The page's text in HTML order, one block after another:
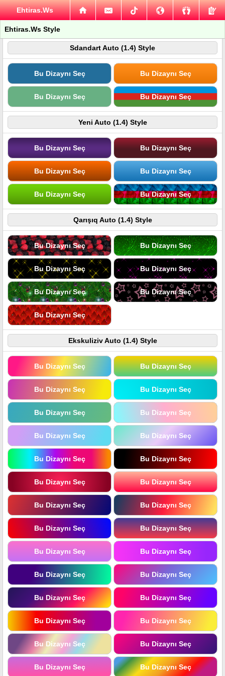
Ehtiras.Ws
Ehtiras.Ws Style
Sdandart Auto (1.4) Style
Bu Dizaynı Seç Bu Dizaynı Seç
Bu Dizaynı Seç Bu Dizaynı Seç
Yeni Auto (1.4) Style
Bu Dizaynı Seç Bu Dizaynı Seç
Bu Dizaynı Seç Bu Dizaynı Seç
Bu Dizaynı Seç Bu Dizaynı Seç
Qarışıq Auto (1.4) Style
Bu Dizaynı Seç Bu Dizaynı Seç
Bu Dizaynı Seç Bu Dizaynı Seç
Bu Dizaynı Seç Bu Dizaynı Seç
Bu Dizaynı Seç
Ekskuliziv Auto (1.4) Style
Bu Dizaynı Seç Bu Dizaynı Seç
Bu Dizaynı Seç Bu Dizaynı Seç
Bu Dizaynı Seç Bu Dizaynı Seç
Bu Dizaynı Seç Bu Dizaynı Seç
Bu Dizaynı Seç Bu Dizaynı Seç
Bu Dizaynı Seç Bu Dizaynı Seç
Bu Dizaynı Seç Bu Dizaynı Seç
Bu Dizaynı Seç Bu Dizaynı Seç
Bu Dizaynı Seç Bu Dizaynı Seç
Bu Dizaynı Seç Bu Dizaynı Seç
Bu Dizaynı Seç Bu Dizaynı Seç
Bu Dizaynı Seç Bu Dizaynı Seç
Bu Dizaynı Seç Bu Dizaynı Seç
Bu Dizaynı Seç Bu Dizaynı Seç